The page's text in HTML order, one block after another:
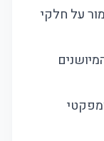
על חלקי